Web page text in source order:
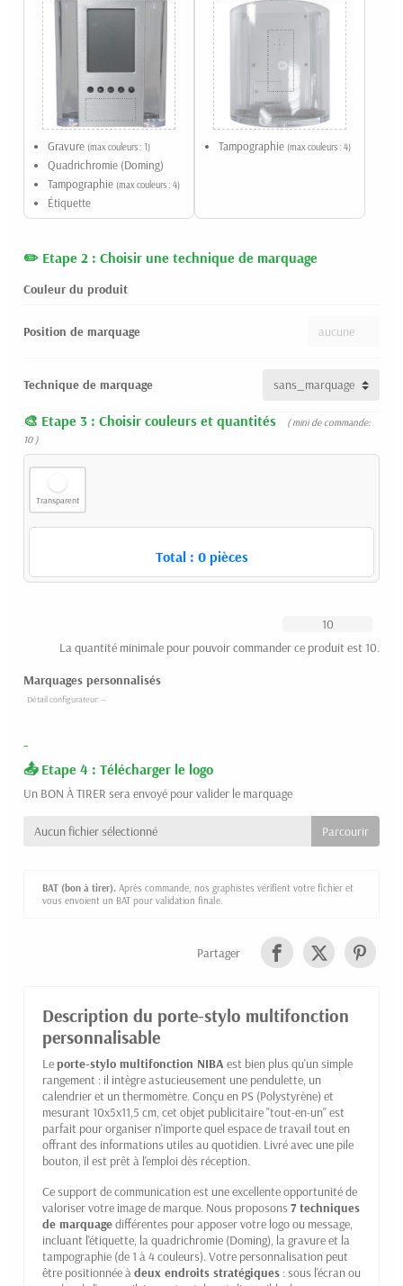
Gravure (max couleurs : 1)
Quadrichromie (Doming)
Tampographie (max couleurs : 4)
Étiquette
Tampographie (max couleurs : 4)
Etape 2 : Choisir une technique de marquage
Couleur du produit
Position de marquage
Technique de marquage
Etape 3 : Choisir couleurs et quantités
( mini de commande:
10 )
Transparent
Total : 0pièces
La quantité minimale pour pouvoir commander ce produit est 10.
Marquages personnalisés
-
Etape 4 : Télécharger le logo
Un BON À TIRER sera envoyé pour valider le marquage
Aucun fichier sélectionné
BAT (bon à tirer). Après commande, nos graphistes vérifient votre fichier et
vous envoient un BAT pour validation finale.
Partager
Description du porte-stylo multifonction
personnalisable
Leporte-stylo multifonction NIBA est bien plus qu'un simple
rangement : il intègre astucieusement une pendulette, un
calendrier et un thermomètre. Conçu en PS (Polystyrène) et
mesurant 10x5x11,5 cm, cet objet publicitaire "tout-en-un" est
parfait pour organiser n'importe quel espace de travail tout en
offrant des informations utiles au quotidien. Livré avec une pile
bouton, il est prêt à l'emploi dès réception.
Ce support de communication est une excellente opportunité de
valoriser votre image de marque. Nous proposons7 techniques
de marquagedifférentes pour apposer votre logo ou message,
incluant l'étiquette, la quadrichromie (Doming), la gravure et la
tampographie (de 1 à 4 couleurs). Votre personnalisation peut
être positionnée àdeux endroits stratégiques : sous l'écran ou